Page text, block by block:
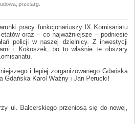
przetarg
pracy funkcjonariuszy IX Komisariatu
oraz – co najważniejsze – podniesie
policji w naszej dzielnicy. Z inwestycji
i Kokoszek, bo to właśnie te obszary
i lepiej zorganizowanego Gdańska
Gdańska Karol Ważny i Jan Perucki!
ul. Balcerskiego przeniosą się do nowej,